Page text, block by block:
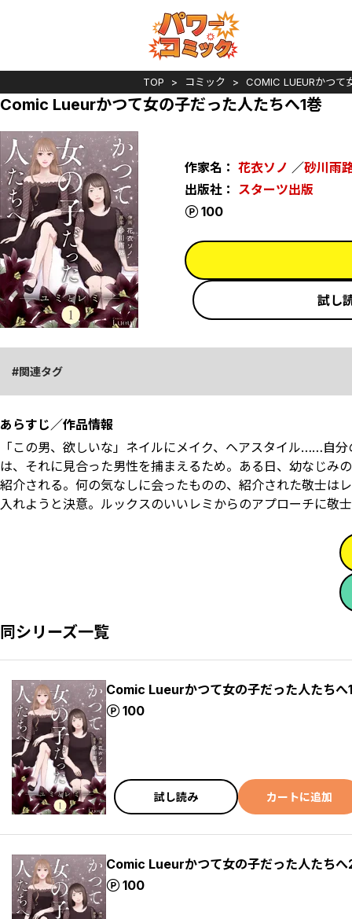
TOP コミック COMIC LUEURかつて
Comic Lueurかつて女の子だった人たちへ1巻
作家名： 花衣ソノ ／砂川雨
出版社： スターツ出版
100
試し
関連タグ
あらすじ／作品情報
「この男、欲しいな――」ネイルにメイク、ヘアスタイル……
は、それに見合った男性を捕まえるため――。ある日、幼なじ
紹介される。何の気なしに会ったものの、紹介された敬士は
入れようと決意。ルックスのいいレミからのアプローチに敬
同シリーズ一覧
Comic Lueurかつて女の子だった人たちへ
100
ポイント
試し読み カートに追加
Comic Lueurかつて女の子だった人たちへ
100
ポイント